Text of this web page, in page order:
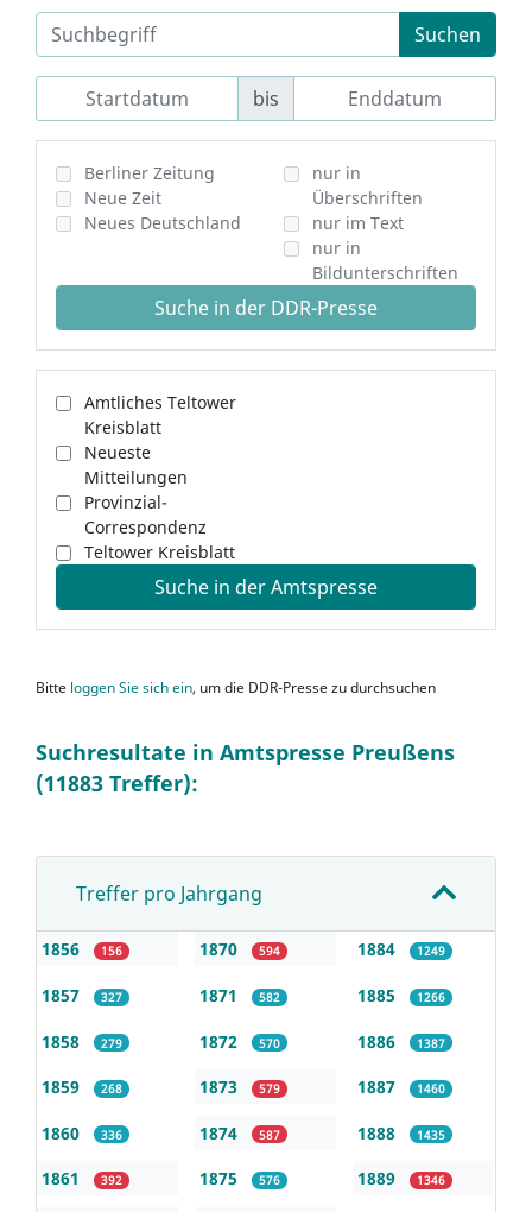
Suchen
bis
Berliner Zeitung
Neue Zeit
Neues Deutschland
nur in
Überschriften
nur im Text
nur in
Bildunterschriften
Suche in der DDR-Presse
Amtliches Teltower
Kreisblatt
Neueste
Mitteilungen
Provinzial-
Correspondenz
Teltower Kreisblatt
Suche in der Amtspresse
Bitte loggen Sie sich ein, um die DDR-Presse zu durchsuchen
Suchresultate in Amtspresse Preußens
(11883 Treffer):
Treffer pro Jahrgang
1856 156
1857 327
1858 279
1859 268
1860 336
1861 392
1870 594
1871 582
1872 570
1873 579
1874 587
1875 576
1884 1249
1885 1266
1886 1387
1887 1460
1888 1435
1889 1346